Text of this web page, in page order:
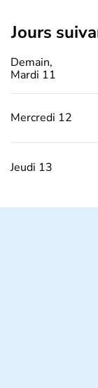
jours
Demain,
Mardi 11
Mercredi 12
Jeudi 13